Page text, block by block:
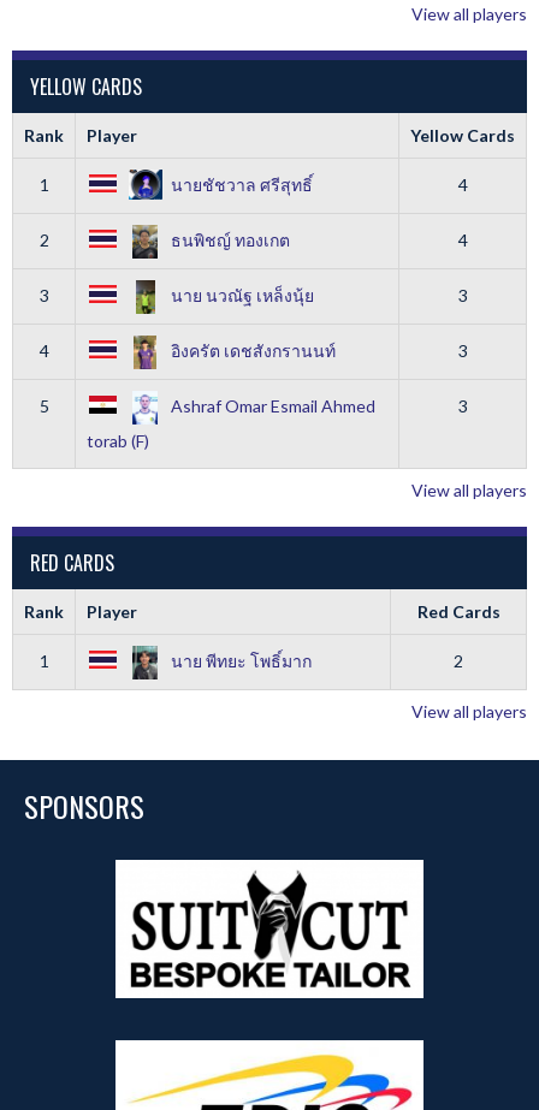
View all players
YELLOW CARDS
Rank Player Yellow Cards
1 นายชัชวาล ศรีสุทธิ์ 4
2 ธนพิชญ์ ทองเกต 4
3 นาย นวณัฐ เหล็งนุ้ย 3
4 อิงครัต เดชสังกรานนท์ 3
5
Ashraf Omar Esmail Ahmed
torab (F)
3
View all players
RED CARDS
Rank Player Red Cards
1 นาย พีทยะ โพธิ์มาก 2
View all players
SPONSORS